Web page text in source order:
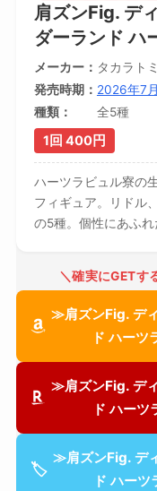
肩ズンFig. デ
ダーランド ハ
メーカー
タカラト
発売時期
2026年7月
種類
全5種
1回 400円
ハーツラビュル寮の
フィギュア。リドル
の5種。個性にあふ
＼確実にGETす
≫肩ズンFig. デ
ド ハー
≫肩ズンFig. デ
ド ハー
🏷
≫肩ズンFig. デ
ド ハー